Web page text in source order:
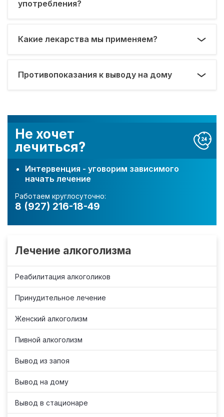
Не хочет
лечиться?
Интервенция - уговорим зависимого
начать лечение
Работаем круглосуточно:
8 (927) 216-18-49
Лечение алкоголизма
Реабилитация алкоголиков
Принудительное лечение
Женский алкоголизм
Пивной алкоголизм
Вывод из запоя
Вывод на дому
Вывод в стационаре
употребления?
Какие лекарства мы применяем?
Противопоказания к выводу на дому